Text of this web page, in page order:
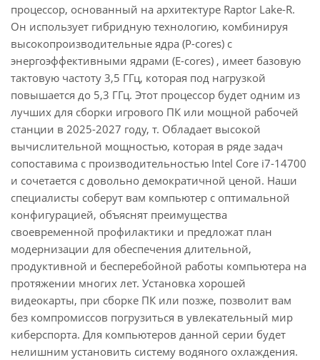
процессор, основанный на архитектуре Raptor Lake-R.
Он использует гибридную технологию, комбинируя
высокопроизводительные ядра (P-cores) с
энергоэффективными ядрами (E-cores) , имеет базовую
тактовую частоту 3,5 ГГц, которая под нагрузкой
повышается до 5,3 ГГц. Этот процессор будет одним из
лучших для сборки игрового ПК или мощной рабочей
станции в 2025-2027 году, т. Обладает высокой
вычислительной мощностью, которая в ряде задач
сопоставима с производительностью Intel Core i7-14700
и сочетается с довольно демократичной ценой. Наши
специалисты соберут вам компьютер с оптимальной
конфигурацией, объяснят преимущества
своевременной профилактики и предложат план
модернизации для обеспечения длительной,
продуктивной и бесперебойной работы компьютера на
протяжении многих лет. Установка хорошей
видеокарты, при сборке ПК или позже, позволит вам
без компромиссов погрузиться в увлекательный мир
киберспорта. Для компьютеров данной серии будет
нелишним установить систему водяного охлаждения.